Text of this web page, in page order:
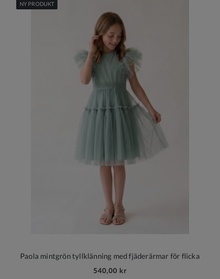
Paola mintgrön tyllklänning med fjäderärmar för flicka
540,00 kr
NY PRODUKT